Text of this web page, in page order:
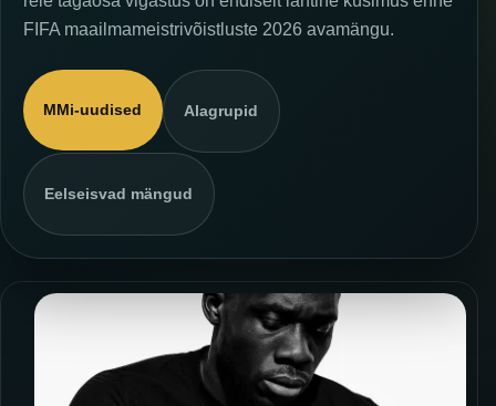
FIFA maailmameistrivõistluste 2026 avamängu.
MMi-uudised Alagrupid
Eelseisvad mängud